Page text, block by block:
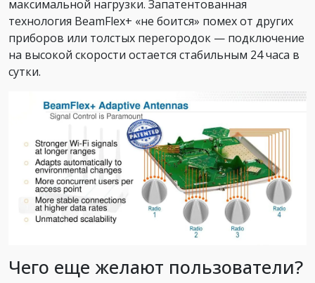
максимальной нагрузки. Запатентованная
технология BeamFlex+ «не боится» помех от других
приборов или толстых перегородок — подключение
на высокой скорости остается стабильным 24 часа в
сутки.
Чего еще желают пользователи?